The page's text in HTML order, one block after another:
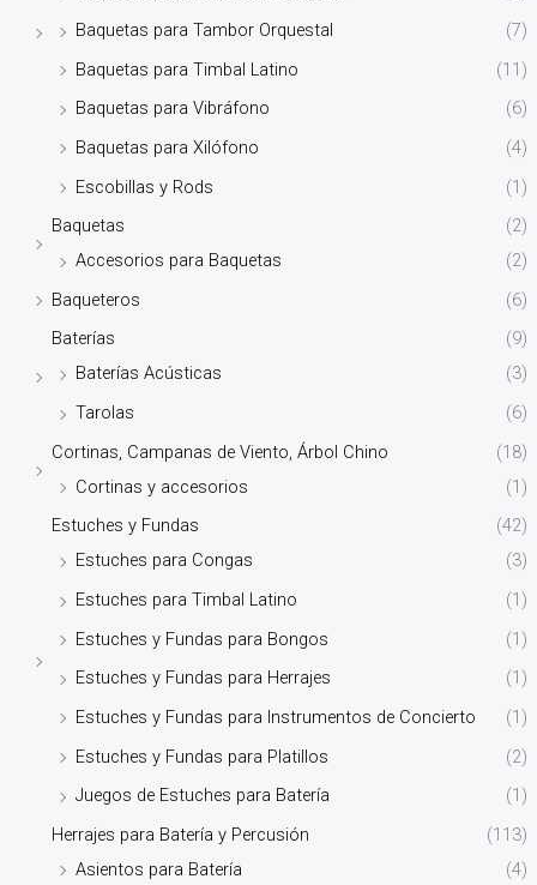
Baquetas para Tambor Orquestal
(7)
Baquetas para Timbal Latino
(11)
Baquetas para Vibráfono
(6)
Baquetas para Xilófono
(4)
Escobillas y Rods
(1)
Baquetas
(2)
Accesorios para Baquetas
(2)
Baqueteros
(6)
Baterías
(9)
Baterías Acústicas
(3)
Tarolas
(6)
Cortinas, Campanas de Viento, Árbol Chino
(18)
Cortinas y accesorios
(1)
Estuches y Fundas
(42)
Estuches para Congas
(3)
Estuches para Timbal Latino
(1)
Estuches y Fundas para Bongos
(1)
Estuches y Fundas para Herrajes
(1)
Estuches y Fundas para Instrumentos de Concierto
(1)
Estuches y Fundas para Platillos
(2)
Juegos de Estuches para Batería
(1)
Herrajes para Batería y Percusión
(113)
Asientos para Batería
(4)